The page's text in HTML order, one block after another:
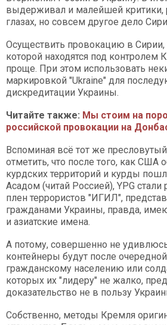
выдерживал и малейшей критики,
глазах, но совсем другое дело
Осуществить провокацию в Сирии,
которой находятся под контролем
проще. При этом использовать
маркировкой "Ukraine" для
дискредитации Украины.
Читайте также: Мы стоим на
российской провокации на
Вспоминая всё тот же
отметить, что после того, как США
курдских территорий и курды
Асадом (читай Россией), YPG стали
плен террористов "ИГИЛ",
гражданами Украины, правда,
и азиатские имена.
А потому, совершенно не
контейнеры будут после
гражданскому населению или
которых их "лидеру" не жалко,
доказательство не в пользу
Собственно, методы Кремля